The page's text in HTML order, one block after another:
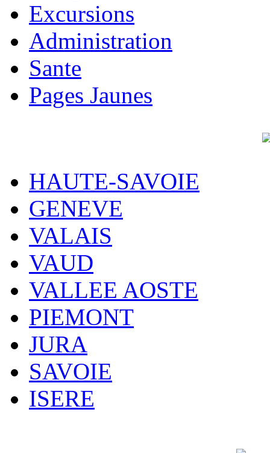
Excursions
Administration
Sante
Pages Jaunes
HAUTE-SAVOIE
GENEVE
VALAIS
VAUD
VALLEE AOSTE
PIEMONT
JURA
SAVOIE
ISERE